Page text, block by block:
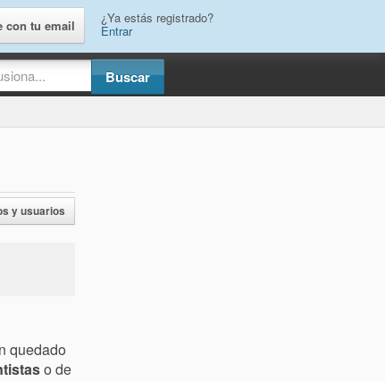
con tu email ¿Ya estás registrado?
Entrar
y usuarios
quedado
o de